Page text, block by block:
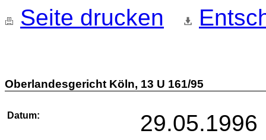
Seite drucken
Oberlandesgericht Köln, 13 U 161/95
Datum: 29.05.1996